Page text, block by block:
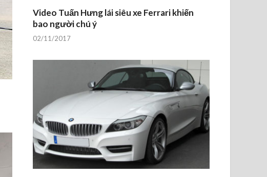
Video Tuấn Hưng lái siêu xe Ferrari khiến
bao người chú ý
02/11/2017